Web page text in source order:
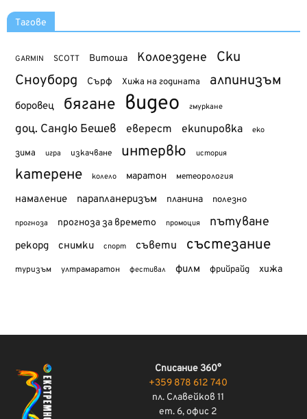
Тагове
GARMIN SCOTT Витоша Колоездене Ски
Сноуборд Сърф Хижа на годината алпинизъм
боровец бягане видео гмуркане
доц. Сандю Бешев еверест екипировка еко
зима игра изкачване интервю история
катерене колело маратон метеорология
намаление парапланеризъм планина полезно
прогноза прогноза за времето промоция пътуване
рекорд снимки спорт съвети състезание
туризъм ултрамаратон фестивал филм фрийрайд хижа
Списание 360°
+359 878 612 740
пл. Славейков 11
ет. 6, офис 2